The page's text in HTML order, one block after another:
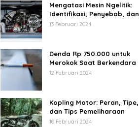
Mengatasi Mesin Ngelitik:
Identifikasi, Penyebab, dan
Solusi
13 Februari 2024
Denda Rp 750.000 untuk
Merokok Saat Berkendara
12 Februari 2024
Kopling Motor: Peran, Tipe,
dan Tips Pemeliharaan
10 Februari 2024